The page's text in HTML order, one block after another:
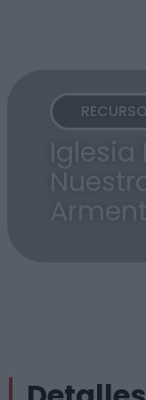
RECURSO